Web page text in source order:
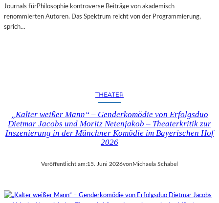
Journals fürPhilosophie kontroverse Beiträge von akademisch
renommierten Autoren. Das Spektrum reicht von der Programmierung,
sprich…
THEATER
„Kalter weißer Mann“ – Genderkomödie von Erfolgsduo
Dietmar Jacobs und Moritz Netenjakob – Theaterkritik zur
Inszenierung in der Münchner Komödie im Bayerischen Hof
2026
Veröffentlicht am:15. Juni 2026vonMichaela Schabel